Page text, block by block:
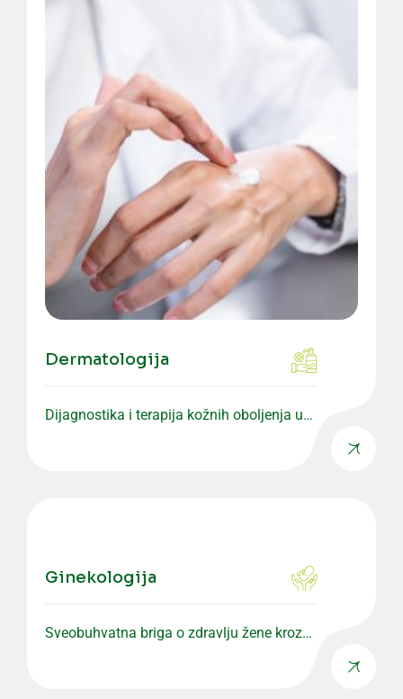
Dermatologija
Dijagnostika i terapija kožnih oboljenja uz
Ginekologija
Sveobuhvatna briga o zdravlju žene kroz